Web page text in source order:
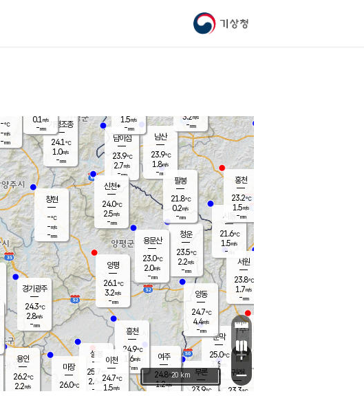
기상청
문막
25.0℃
3.6m/s
mm
남이섬
23.9℃
2.7m/s
-mm
부론
23.9℃
남산
23.9℃
1.8m/s
-mm
청운
23.5℃
2.2m/s
-mm
팔봉
21.8℃
0.2m/s
-mm
용인
26.2℃
2.2m/s
여주
24.8℃
1.2m/s
양동
24.7℃
4.4m/s
-mm
경기광주
24.3℃
2.8m/s
-mm
1.5m/s
-mm
가평조종
24.1℃
1.0m/s
-mm
-℃
-m/s
-mm
신천*
24.0℃
2.5m/s
-mm
창현
-℃
-m/s
-mm
0.1 m/s
-mm
흥천
24.9℃
1.6m/s
-mm
마장
26.0℃
설봉
25.7
2.6 m/s
- mm
시동
21.6℃
1.5m/s
- mm
귀래
23.3℃
서원
23.8℃
1.7m/s
-mm
용문산
23.0℃
2.0m/s
-mm
홍천
23.2℃
1.5m/s
-mm
이천
24.7℃
1.5m/s
양평
26.1℃
3.2m/s
-mm
3.2m/s
-mm
+
−
20 km